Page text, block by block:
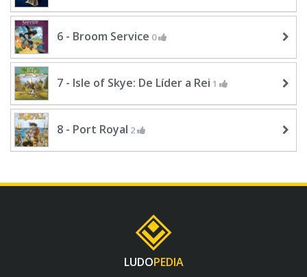
6 - Broom Service 0
7 - Isle of Skye: De Líder a Rei 1
8 - Port Royal 2
LUDOPEDIA